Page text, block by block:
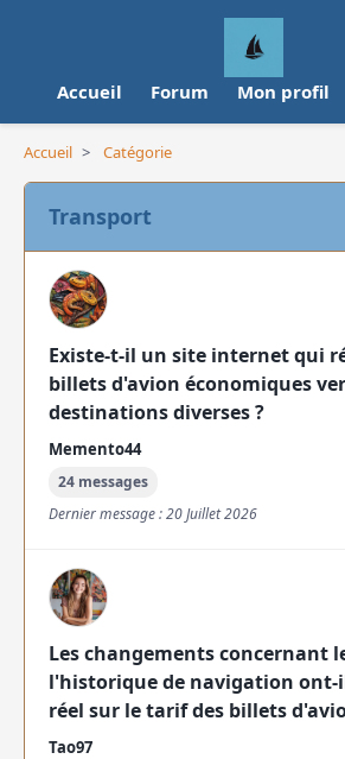
Accueil Forum Mon profil
Accueil > Catégorie
Transport
Existe-t-il un site internet qui
billets d'avion économiques
destinations diverses ?
Memento44
24 messages
Dernier message : 20 Juillet 2026
Les changements concernant
l'historique de navigation ont-
réel sur le tarif des billets
Tao97